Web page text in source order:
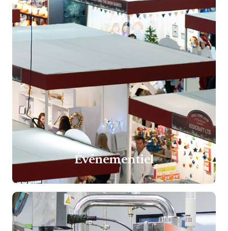
Événementiel